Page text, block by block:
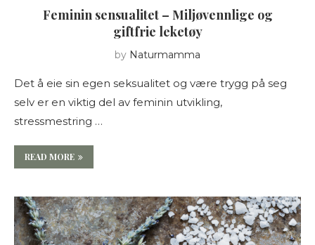
Feminin sensualitet – Miljøvennlige og
giftfrie leketøy
by Naturmamma
Det å eie sin egen seksualitet og være trygg på seg
selv er en viktig del av feminin utvikling,
stressmestring …
READ MORE